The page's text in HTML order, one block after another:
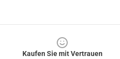
Kaufen Sie mit Vertrauen